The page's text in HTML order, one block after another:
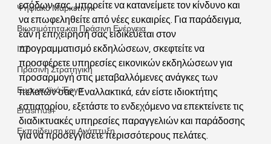
Ψηφιακό Μάρκετινγκ
Βιωσιμότητα και Πράσινη Ενέργεια
ΙΔΣ
Πράσινη Στρατηγική
Ευρωπαϊκά Έργα
Erasmus+
Εκπαίδευση και Ανάπτυξη
εσόδων σας, μπορείτε να κατανείμετε τον κίνδυνο και
να επωφεληθείτε από νέες ευκαιρίες. Για παράδειγμα,
εάν η επιχείρησή σας ειδικεύεται στον
προγραμματισμό εκδηλώσεων, σκεφτείτε να
προσφέρετε υπηρεσίες εικονικών εκδηλώσεων για
προσαρμογή στις μεταβαλλόμενες ανάγκες των
πελατών σας. Εναλλακτικά, εάν είστε ιδιοκτήτης
εστιατορίου, εξετάστε το ενδεχόμενο να επεκτείνετε τις
διαδικτυακές υπηρεσίες παραγγελιών και παράδοσης
για να προσεγγίσετε περισσότερους πελάτες.